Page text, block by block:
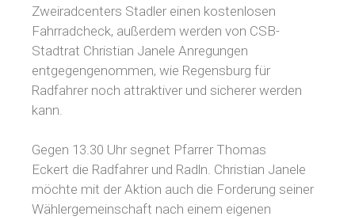
Zweiradcenters Stadler einen kostenlosen
Fahrradcheck, außerdem werden von CSB-
Stadtrat Christian Janele Anregungen
entgegengenommen, wie Regensburg für
Radfahrer noch attraktiver und sicherer werden
kann.
Gegen 13.30 Uhr segnet Pfarrer Thomas
Eckert die Radfahrer und Radln. Christian Janele
möchte mit der Aktion auch die Forderung seiner
Wählergemeinschaft nach einem eigenen